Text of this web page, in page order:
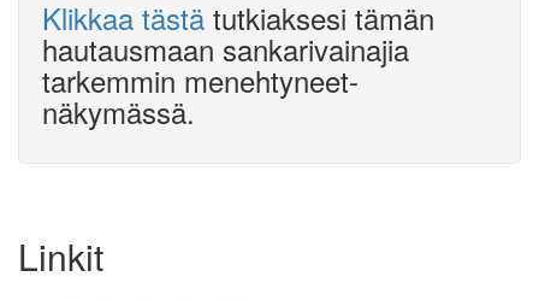
1. konekiväärikomppania
(Jatkosota)
Jääkäripataljoona 4
(Jatkosota)
Klikkaa tästä tutkiaksesi tämän
hautausmaan sankarivainajia
tarkemmin menehtyneet-
näkymässä.
Linkit